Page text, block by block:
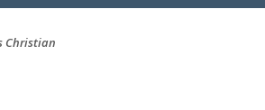
Christian